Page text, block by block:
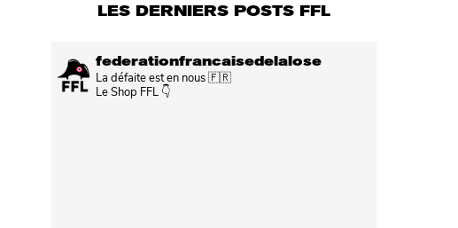
LES DERNIERS POSTS FFL
federationfrancaisedelalose
La défaite est en nous 🇫🇷
Le Shop FFL 👇